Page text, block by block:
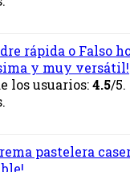
rápida o Falso
y muy versátil!
los usuarios:4.5/5.
pastelera